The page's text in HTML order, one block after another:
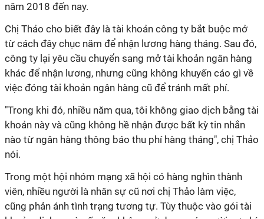
năm 2018 đến nay.
Chị Thảo cho biết đây là tài khoản công ty bắt buộc mở
từ cách đây chục năm để nhận lương hàng tháng. Sau đó,
công ty lại yêu cầu chuyển sang mở tài khoản ngân hàng
khác để nhận lương, nhưng cũng không khuyến cáo gì về
việc đóng tài khoản ngân hàng cũ để tránh mất phí.
"Trong khi đó, nhiều năm qua, tôi không giao dịch bằng tài
khoản này và cũng không hề nhận được bất kỳ tin nhắn
nào từ ngân hàng thông báo thu phí hàng tháng", chị Thảo
nói.
Trong một hội nhóm mạng xã hội có hàng nghìn thành
viên, nhiều người là nhân sự cũ nơi chị Thảo làm việc,
cũng phản ánh tình trạng tương tự. Tùy thuộc vào gói tài